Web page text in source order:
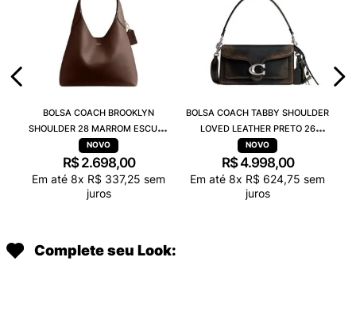
BOLSA COACH BROOKLYN
SHOULDER 28 MARROM ESCURO
CU068B4MPL
R$ 2.698,00
Em até 8x R$ 337,25 sem
juros
BOLSA COACH TABBY SHOULDER
LOVED LEATHER PRETO 26
CBH35LHPMZ
R$4.998,00
Em até 8x R$ 624,75 sem
juros
Complete seu Look: